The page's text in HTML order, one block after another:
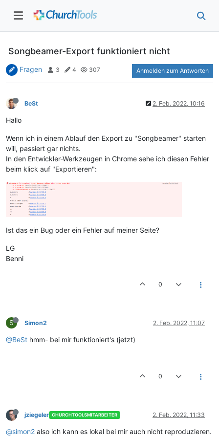
Songbeamer-Export funktioniert nicht
Fragen 3 4 307 Anmelden zum Antworten
BeSt 2. Feb. 2022, 10:16
Hallo
Wenn ich in einem Ablauf den Export zu "Songbeamer" starten
will, passiert gar nichts.
In den Entwickler-Werkzeugen in Chrome sehe ich diesen Fehler
beim klick auf "Exportieren":
Ist das ein Bug oder ein Fehler auf meiner Seite?
LG
Benni
0
S Simon2 2. Feb. 2022, 11:07
@BeSt hmm- bei mir funktioniert's (jetzt)
0
jziegeler CHURCHTOOLSMITARBEITER 2. Feb. 2022, 11:33
@simon2 also ich kann es lokal bei mir auch nicht reproduzieren.